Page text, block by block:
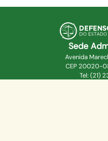
Sede
Avenida
CEP 20020-
Tel: (21)